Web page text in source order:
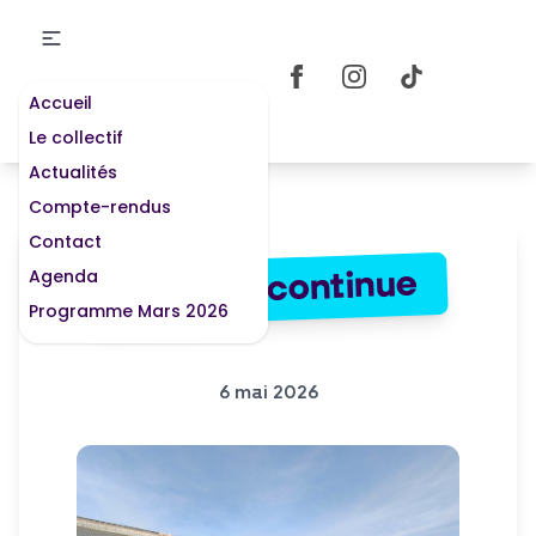
Accueil
Le collectif
Actualités
Compte-rendus
Contact
Agenda
Programme Mars 2026LHAV ça continue
6 mai 2026